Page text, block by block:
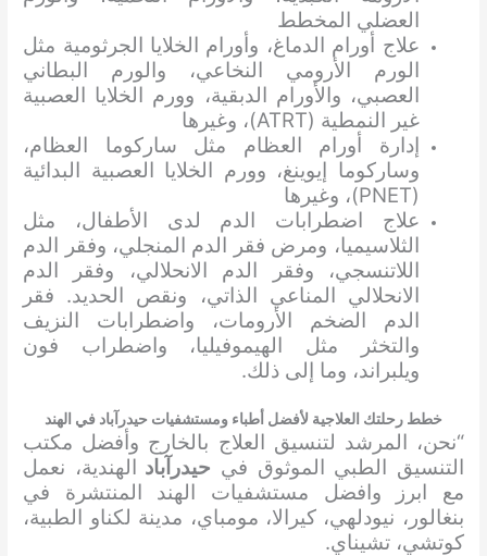
العضلي المخطط
علاج أورام الدماغ، وأورام الخلايا الجرثومية مثل
الورم الأرومي النخاعي، والورم البطاني
العصبي، والأورام الدبقية، وورم الخلايا العصبية
غير النمطية (ATRT)، وغيرها
إدارة أورام العظام مثل ساركوما العظام،
وساركوما إيوينغ، وورم الخلايا العصبية البدائية
(PNET)، وغيرها
علاج اضطرابات الدم لدى الأطفال، مثل
الثلاسيميا، ومرض فقر الدم المنجلي، وفقر الدم
اللاتنسجي، وفقر الدم الانحلالي، وفقر الدم
الانحلالي المناعي الذاتي، ونقص الحديد. فقر
الدم الضخم الأرومات، واضطرابات النزيف
والتخثر مثل الهيموفيليا، واضطراب فون
ويلبراند، وما إلى ذلك.
خطط رحلتك العلاجية لأفضل أطباء ومستشفيات حيدرآباد في الهند
“نحن، المرشد لتنسيق العلاج بالخارج وأفضل مكتب
التنسيق الطبي الموثوق في حيدرآباد الهندية، نعمل
مع ابرز وافضل مستشفيات الهند المنتشرة في
بنغالور، نيودلهي، كيرالا، مومباي، مدينة لكناو الطبية،
كوتشي، تشيناي.